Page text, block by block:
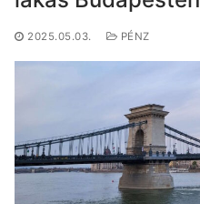
2025.05.03. PÉNZ